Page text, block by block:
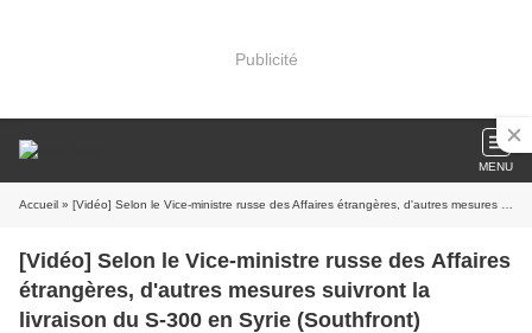
Publicité
MENU
Accueil » [Vidéo] Selon le Vice-ministre russe des Affaires étrangères, d'autres mesures suivront la livraison du S-300 en Syrie (Southfront)
[Vidéo] Selon le Vice-ministre russe des Affaires
étrangères, d'autres mesures suivront la
livraison du S-300 en Syrie (Southfront)